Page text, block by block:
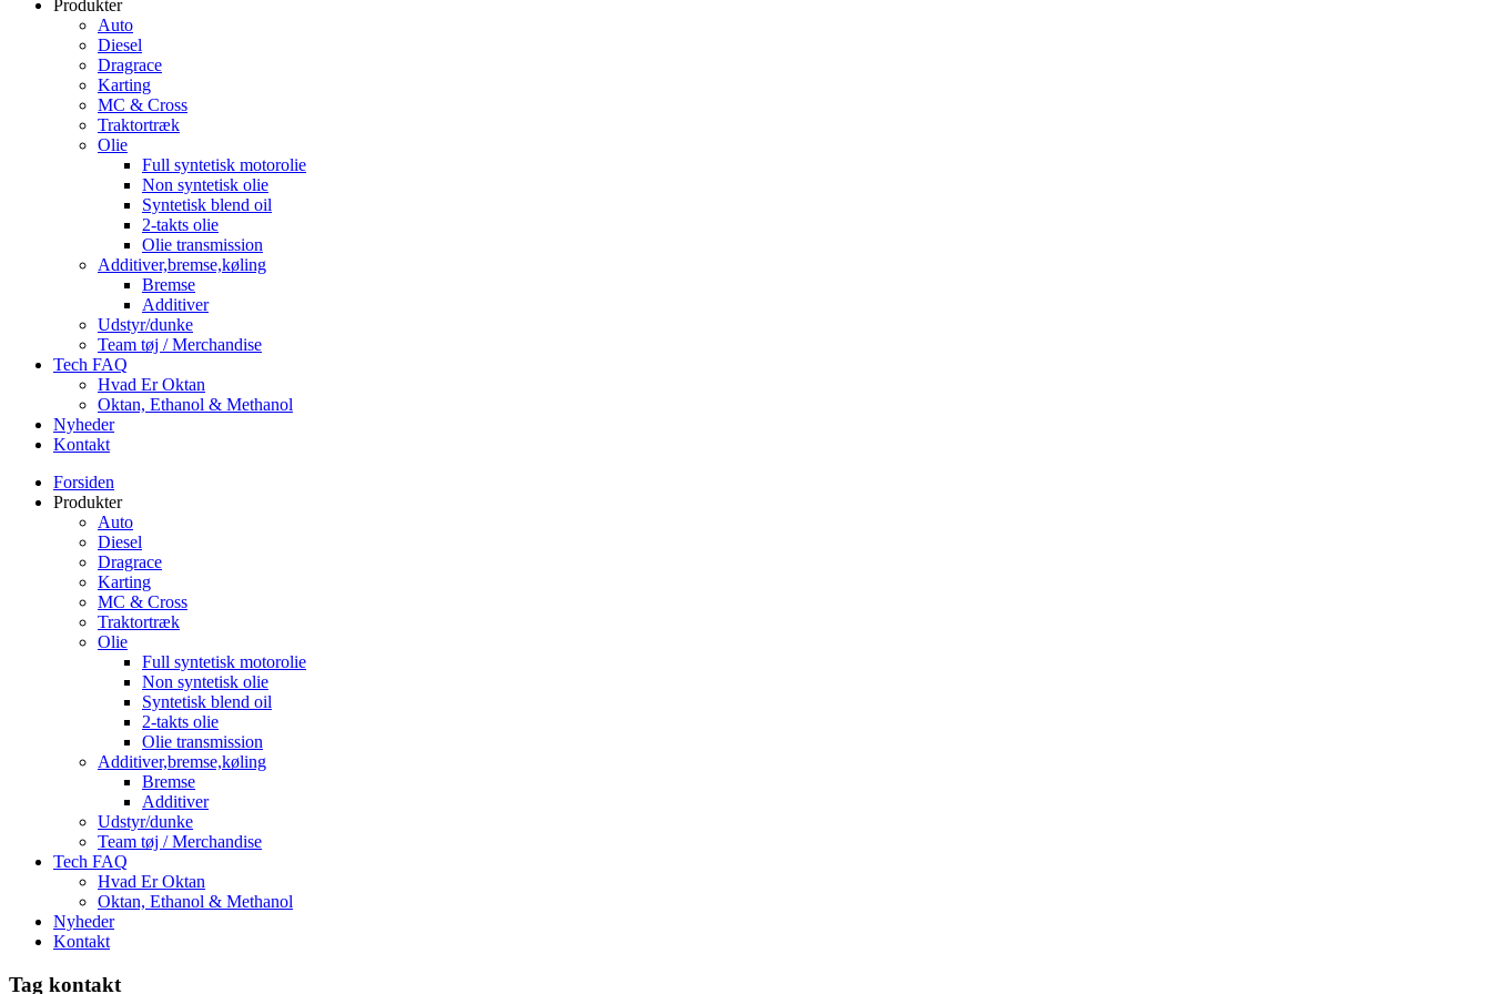
Produkter
Auto
Diesel
Dragrace
Karting
MC & Cross
Traktortræk
Olie
Full syntetisk motorolie
Non syntetisk olie
Syntetisk blend oil
2-takts olie
Olie transmission
Additiver,bremse,køling
Bremse
Additiver
Udstyr/dunke
Team tøj / Merchandise
Tech FAQ
Hvad Er Oktan
Oktan, Ethanol & Methanol
Nyheder
Kontakt
Forsiden
Produkter
Auto
Diesel
Dragrace
Karting
MC & Cross
Traktortræk
Olie
Full syntetisk motorolie
Non syntetisk olie
Syntetisk blend oil
2-takts olie
Olie transmission
Additiver,bremse,køling
Bremse
Additiver
Udstyr/dunke
Team tøj / Merchandise
Tech FAQ
Hvad Er Oktan
Oktan, Ethanol & Methanol
Nyheder
Kontakt
Tag kontakt